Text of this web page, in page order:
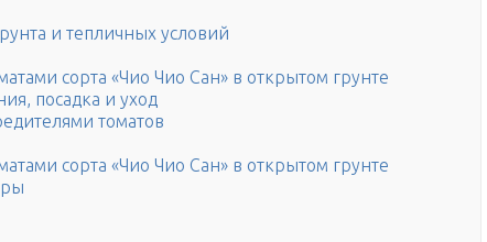
и тепличных условий
сорта «Чио Чио Сан» в открытом грунте
посадка и уход
томатов
сорта «Чио Чио Сан» в открытом грунте